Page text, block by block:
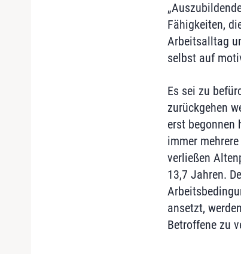
Fähigkeiten,
Arbeitsalltag
selbst auf
Es sei zu
zurückgehen
erst begonnen
immer
verließen
13,7 Jahren.
ansetzt,
Betroffene zu